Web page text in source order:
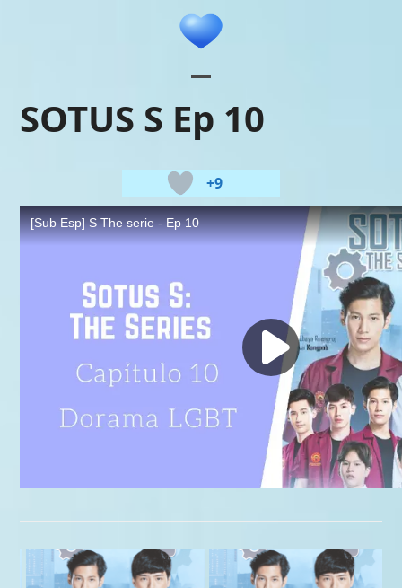
mobile
mobile
SOTUS S Ep 10
+9